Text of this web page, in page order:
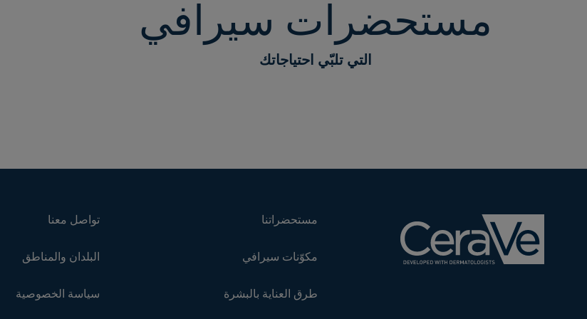
مستحضرات سيرافي
التي تلبّي احتياجاتك
مستحضراتنا
مكوّنات سيرافي
طرق العناية بالبشرة
تواصل معنا
البلدان والمناطق
سياسة الخصوصية